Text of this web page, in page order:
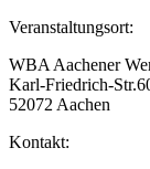
Veranstaltungsort:
WBA Aachener
Karl-Friedrich-
52072 Aachen
Kontakt: